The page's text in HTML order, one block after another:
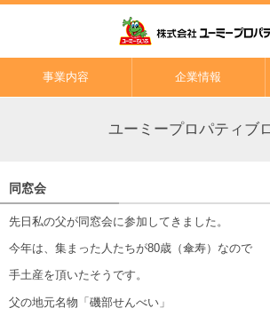
事業内容 企業情報
ユーミープロパティブ
同窓会
先日私の父が同窓会に参加してきました。
今年は、集まった人たちが80歳（傘寿）なので
手土産を頂いたそうです。
父の地元名物「磯部せんべい」